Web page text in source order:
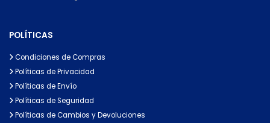
POLÍTICAS
Condiciones de Compras
Políticas de Privacidad
Políticas de Envío
Políticas de Seguridad
Políticas de Cambios y Devoluciones